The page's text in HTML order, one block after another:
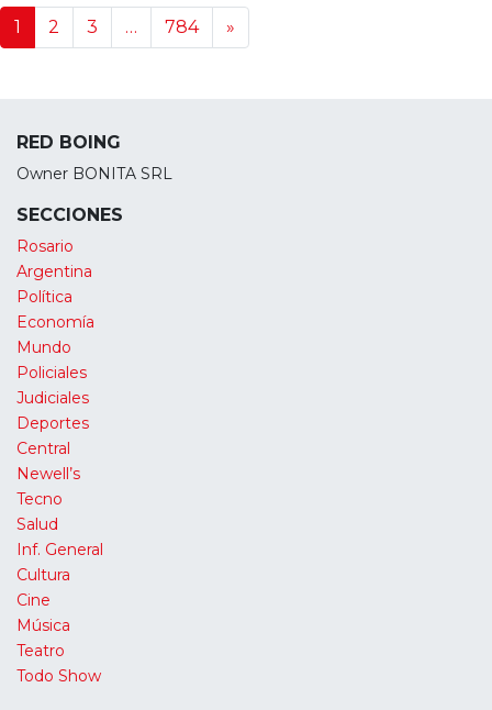
Navegación de noticias
1 2 3 … 784 »
RED BOING
Owner BONITA SRL
SECCIONES
Rosario
Argentina
Política
Economía
Mundo
Policiales
Judiciales
Deportes
Central
Newell’s
Tecno
Salud
Inf. General
Cultura
Cine
Música
Teatro
Todo Show